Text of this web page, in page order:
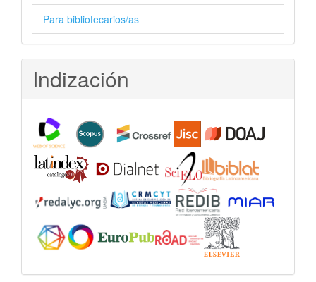
Para bibliotecarios/as
Indización